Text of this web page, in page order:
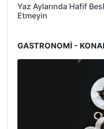
Yaz Aylarında Hafif
Etmeyin
GASTRONOMİ -